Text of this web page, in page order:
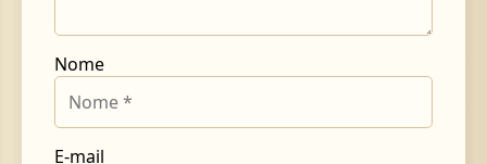
Nome
E-mail